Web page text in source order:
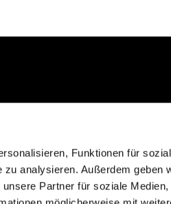
Funktionen für
analysieren. Außerdem geben
Partner für soziale Medien,